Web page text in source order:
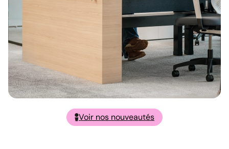
Voir nos nouveautés